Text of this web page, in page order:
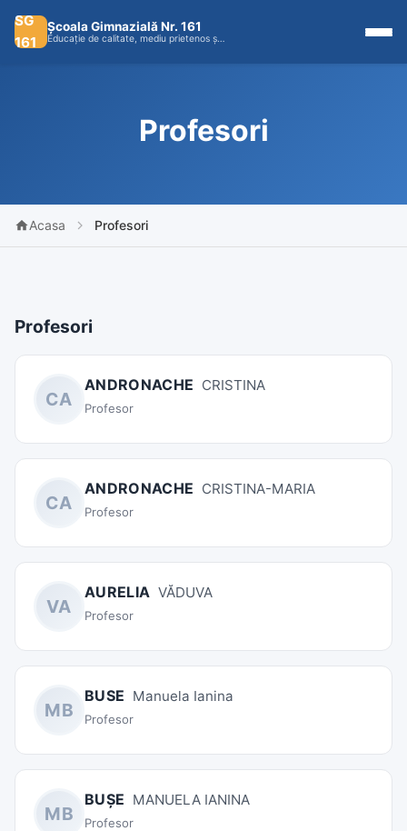
SG
161
Școala Gimnazială Nr. 161
Educație de calitate, mediu prietenos ș…
Profesori
Acasa Profesori
Profesori
CA
ANDRONACHE CRISTINA
Profesor
CA
ANDRONACHE CRISTINA-MARIA
Profesor
VA
AURELIA VĂDUVA
Profesor
MB
BUSE Manuela Ianina
Profesor
MB
BUȘE MANUELA IANINA
Profesor